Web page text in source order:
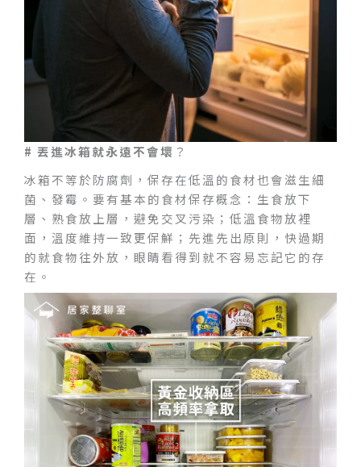
# 丟進冰箱就永遠不會壞 ？
冰箱不等於防腐劑，保存在低溫的食材也會滋生細
菌、發霉。要有基本的食材保存概念：生食放下
層、熟食放上層，避免交叉污染；低溫食物放裡
面，溫度維持一致更保鮮；先進先出原則，快過期
的就食物往外放，眼睛看得到就不容易忘記它的存
在。